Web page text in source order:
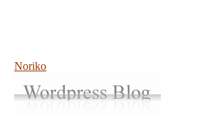
Noriko